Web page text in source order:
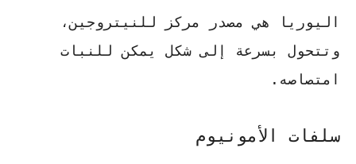
اليوريا هي مصدر مركز للنيتروجين،
وتتحول بسرعة إلى شكل يمكن للنبات
امتصاصه.
سلفات الأمونيوم